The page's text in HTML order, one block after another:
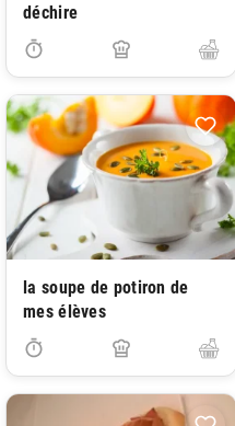
déchire
la soupe de potiron de
mes élèves